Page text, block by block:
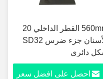
560mm القطر الداخلي 20
الأسنان جزء ضرس SD32
دائري
احصل على افضل سعر